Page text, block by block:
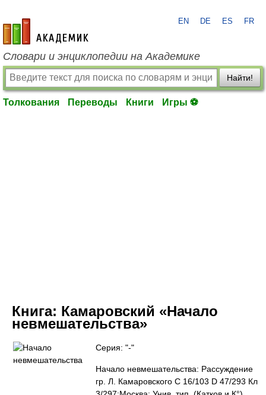
academic.ru
EN DE ES FR
Словари и энциклопедии на Академике
Найти!
Толкования Переводы Книги Игры ⚽
Книга: Камаровский «Начало
невмешательства»
Серия: "-"
Начало невмешательства: Рассуждение
гр. Л. Камаровского C 16/103 D 47/293 Кл